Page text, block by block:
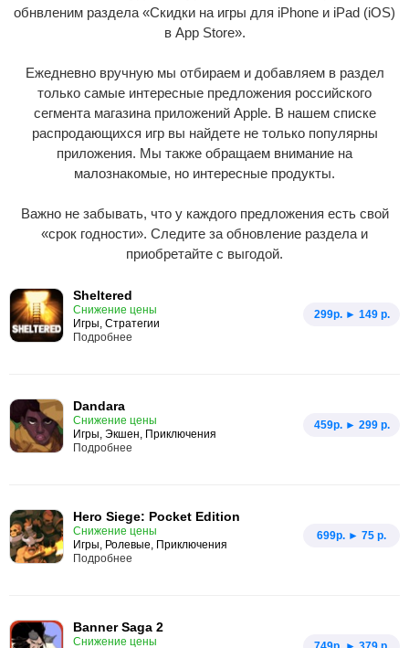
обнвленим раздела «Скидки на игры для iPhone и iPad (iOS)
в App Store».
Ежедневно вручную мы отбираем и добавляем в раздел
только самые интересные предложения российского
сегмента магазина приложений Apple. В нашем списке
распродающихся игр вы найдете не только популярны
приложения. Мы также обращаем внимание на
малознакомые, но интересные продукты.
Важно не забывать, что у каждого предложения есть свой
«срок годности». Следите за обновление раздела и
приобретайте с выгодой.
Sheltered
Снижение цены
Игры, Стратегии
299p. ► 149 р.
Подробнее
Dandara
Снижение цены
Игры, Экшен, Приключения
459p. ► 299 р.
Подробнее
Hero Siege: Pocket Edition
Снижение цены
Игры, Ролевые, Приключения
699p. ► 75 р.
Подробнее
Banner Saga 2
Снижение цены